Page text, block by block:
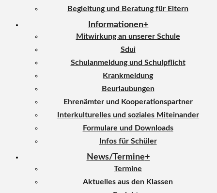
Begleitung und Beratung für Eltern
Informationen
Mitwirkung an unserer Schule
Sdui
Schulanmeldung und Schulpflicht
Krankmeldung
Beurlaubungen
Ehrenämter und Kooperationspartner
Interkulturelles und soziales Miteinander
Formulare und Downloads
Infos für Schüler
News/Termine
Termine
Aktuelles aus den Klassen